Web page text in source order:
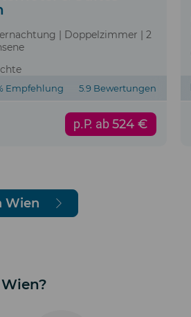
| Doppelzimmer | 2
Empfehlung 5.9 Bewertungen
p.P. ab524 €
Wien